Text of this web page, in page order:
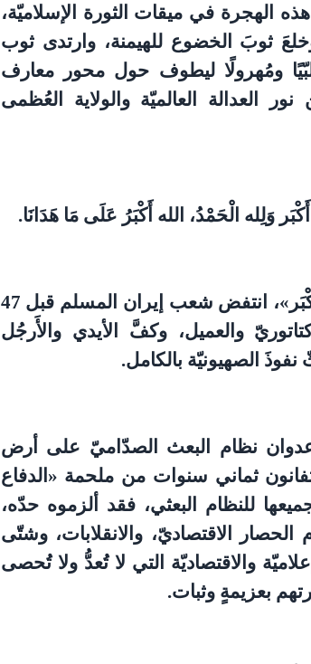
في ميقات الثورة الإسلاميّة،
ثوبَ الخضوع للهيمنة، وارتدى ثوب
ومُهرولًا ليطوف حول محور معارف
العدالة العالميّة والولاية العُظمى
أَكْبَر وَلِله الْحَمْدُ، الله أَكْبَرُ عَلَى مَا هَدَانَا.
نعم، الله أَكْبَر؛ فبهذا السلاح ذاته، سلاح «الله أَكْبَر»، انتفض شعب إيران المسلم قبل 47
والعميل، وكفَّ الأيدي والأَرجُل
نفوذَ الصهيونيّة بالكامل.
عدوان نظام البعث الصدّاميّ على أرض
ثماني سنوات من ملحمة «الدفاع
للنظام البعثي، فقد ألزموه حدّه،
الاقتصاديّ، والانقلابات، وشتّى
والاقتصاديّة التي لا تُعدُّ ولا تُحصى
بعزيمةٍ وثبات.